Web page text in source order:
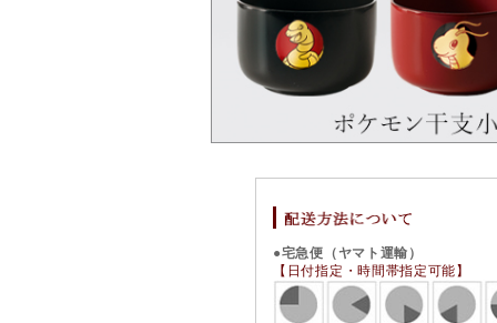
●宅急便（ヤマト運輸）
【日付指定・時間帯指定可能】